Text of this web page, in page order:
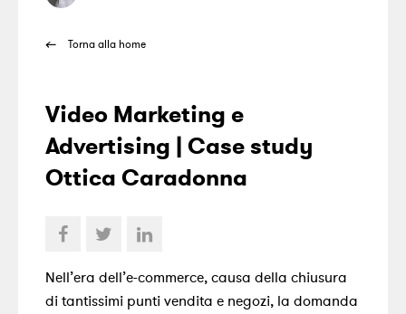
Torna alla home
Video Marketing e
Advertising | Case study
Ottica Caradonna
Nell’era dell’e-commerce, causa della chiusura
di tantissimi punti vendita e negozi, la domanda